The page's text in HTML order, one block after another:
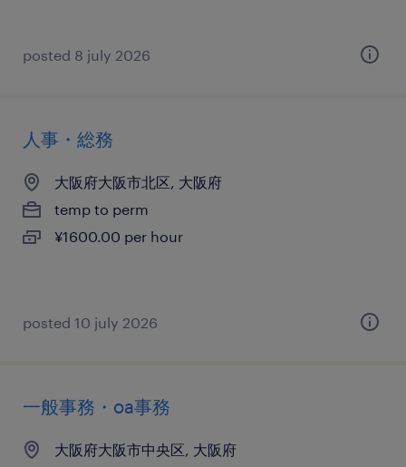
posted 8 july 2026
人事・総務
大阪府大阪市北区, 大阪府
temp to perm
¥1600.00 per hour
posted 10 july 2026
一般事務・oa事務
大阪府大阪市中央区, 大阪府